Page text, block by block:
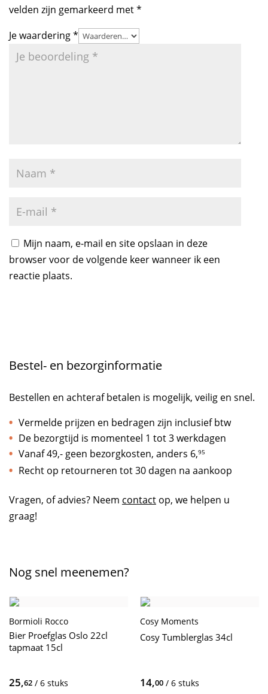
velden zijn gemarkeerd met*
Je waardering*
Mijn naam, e-mail en site opslaan in deze
browser voor de volgende keer wanneer ik een
reactie plaats.
Bestel- en bezorginformatie
Bestellen en achteraf betalen is mogelijk, veilig en snel.
Vermelde prijzen en bedragen zijn inclusief btw
De bezorgtijd is momenteel 1 tot 3 werkdagen
Vanaf 49,- geen bezorgkosten, anders 6,95
Recht op retourneren tot 30 dagen na aankoop
Vragen, of advies? Neem contactop, we helpen u
graag!
Nog snel meenemen?
Bormioli Rocco
Bier Proefglas Oslo 22cl
tapmaat 15cl
25,62 / 6 stuks
Cosy Moments
Cosy Tumblerglas 34cl
14,00 / 6 stuks